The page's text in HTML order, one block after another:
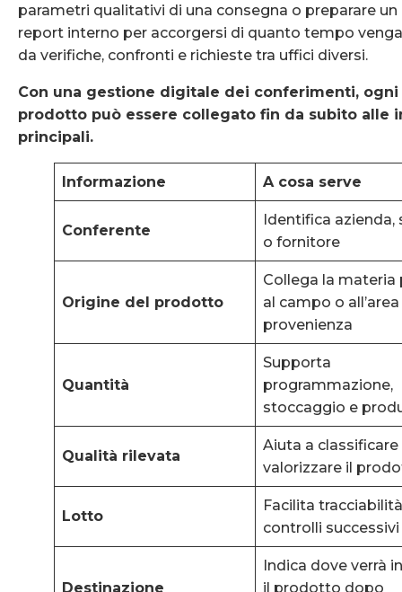
parametri qualitativi di una consegna o preparare un
report interno per accorgersi di quanto tempo
da verifiche, confronti e richieste tra uffici diversi.
Con una gestione digitale dei conferimenti,
prodotto può essere collegato fin da subito alle
principali.
Informazione A cosa serve
Conferente
Identifica azienda,
o fornitore
Origine del prodotto
Collega la materia
al campo o
provenienza
Quantità
Supporta
programmazione,
stoccaggio e
Qualità rilevata
Aiuta a classificare
valorizzare il
Lotto
Facilita
controlli successivi
Destinazione
Indica dove verrà
il prodotto dopo